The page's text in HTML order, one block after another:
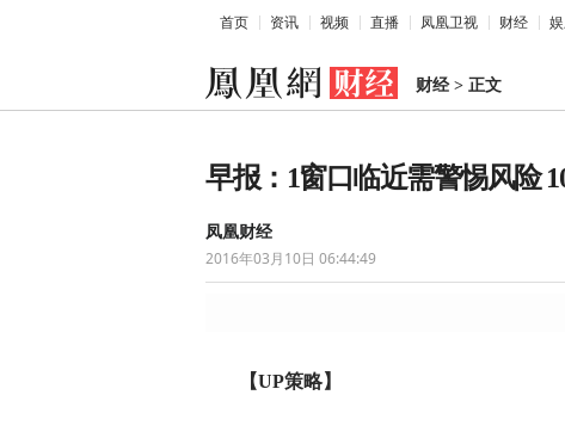
首页 资讯 视频 直播 凤凰卫视 财经
财经> 正文
早报：1窗口临近需警惕风险
凤凰财经
2016年03月10日 06:44:49
【UP策略】